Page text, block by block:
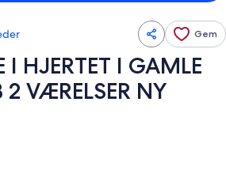
Gem
I HJERTET I GAMLE
2 VÆRELSER NY